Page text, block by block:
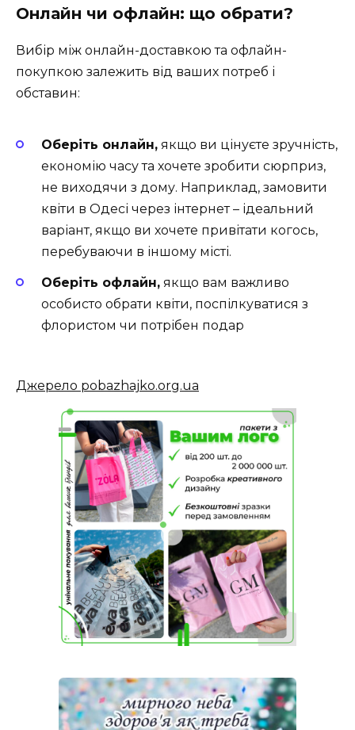
Онлайн чи офлайн: що обрати?
Вибір між онлайн-доставкою та офлайн-
покупкою залежить від ваших потреб і
обставин:
Оберіть онлайн, якщо ви цінуєте зручність,
економію часу та хочете зробити сюрприз,
не виходячи з дому. Наприклад, замовити
квіти в Одесі через інтернет – ідеальний
варіант, якщо ви хочете привітати когось,
перебуваючи в іншому місті.
Оберіть офлайн, якщо вам важливо
особисто обрати квіти, поспілкуватися з
флористом чи потрібен подар
Джерело pobazhajko.org.ua